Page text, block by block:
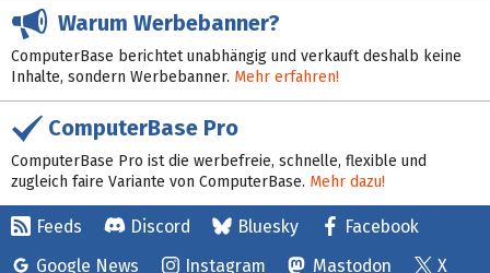
Warum Werbebanner?
ComputerBase berichtet unabhängig und verkauft deshalb keine
Inhalte, sondern Werbebanner. Mehr erfahren!
ComputerBase Pro
ComputerBase Pro ist die werbefreie, schnelle, flexible und
zugleich faire Variante von ComputerBase. Mehr dazu!
Feeds Discord Bluesky
Facebook
Google News
Instagram Mastodon X